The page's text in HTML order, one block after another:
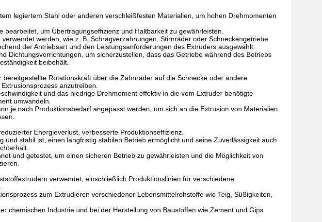
legiertem Stahl oder anderen verschleißfesten Materialien, um hohen Drehmomenten
um Übertragungseffizienz und Haltbarkeit zu gewährleisten.
werden, wie z. B. Schrägverzahnungen, Stirnräder oder Schneckengetriebe
der Antriebsart und den Leistungsanforderungen des Extruders ausgewählt.
Dichtungsvorrichtungen, um sicherzustellen, dass das Getriebe während des Betriebs
beibehält.
Rotationskraft über die Zahnräder auf die Schnecke oder andere
anzutreiben.
und das niedrige Drehmoment effektiv in die vom Extruder benötigte
umwandeln.
je nach Produktionsbedarf angepasst werden, um sich an die Extrusion von Materialien
Energieverlust, verbesserte Produktionseffizienz.
und stabil ist, einen langfristig stabilen Betrieb ermöglicht und seine Zuverlässigkeit auch
und getestet, um einen sicheren Betrieb zu gewährleisten und die Möglichkeit von
verwendet, einschließlich Produktionslinien für verschiedene
zum Extrudieren verschiedener Lebensmittelrohstoffe wie Teig, Süßigkeiten,
chemischen Industrie und bei der Herstellung von Baustoffen wie Zement und Gips